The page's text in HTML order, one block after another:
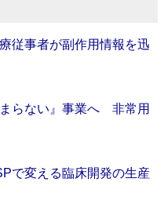
従事者が副作用情報を迅
まらない』事業へ 非常用
で変える臨床開発の生産